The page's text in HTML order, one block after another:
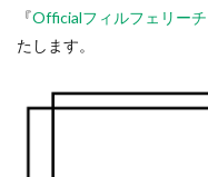
『Officialフィルフェリー
たします。